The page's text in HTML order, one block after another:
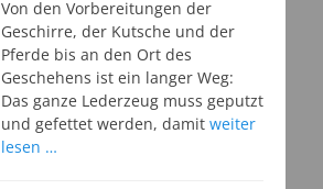
Von den Vorbereitungen der
Geschirre, der Kutsche und der
Pferde bis an den Ort des
Geschehens ist ein langer Weg:
Das ganze Lederzeug muss geputzt
und gefettet werden, damit weiter
lesen …